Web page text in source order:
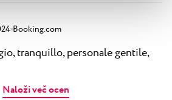
Booking.com
tranquillo, personale gentile,
Naloži več ocen